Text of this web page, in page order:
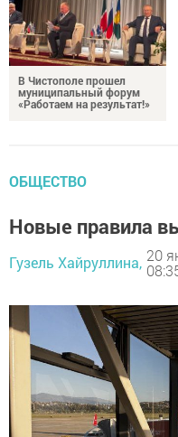
В Чистополе прошел
муниципальный форум
«Работаем на результат!»
ОБЩЕСТВО
Новые правила
Гузель Хайруллина, 20